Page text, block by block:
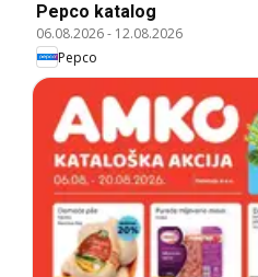
Pepco katalog
06.08.2026- 12.08.2026
Pepco